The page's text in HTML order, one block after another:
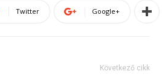
Twitter Google+
Következő cikk